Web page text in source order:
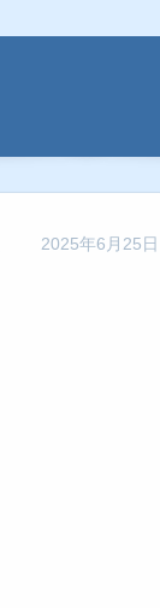
2025年6月25日